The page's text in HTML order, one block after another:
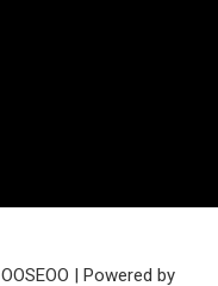
OOSEOO | Powered by